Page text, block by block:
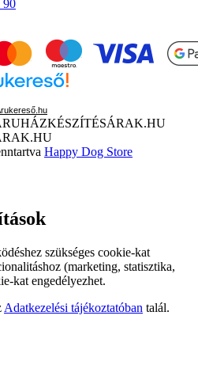
90
Happy Dog Store
szükséges cookie-kat
(marketing, statisztika,
kat engedélyezhet.
Adatkezelési tájékoztatóban talál.